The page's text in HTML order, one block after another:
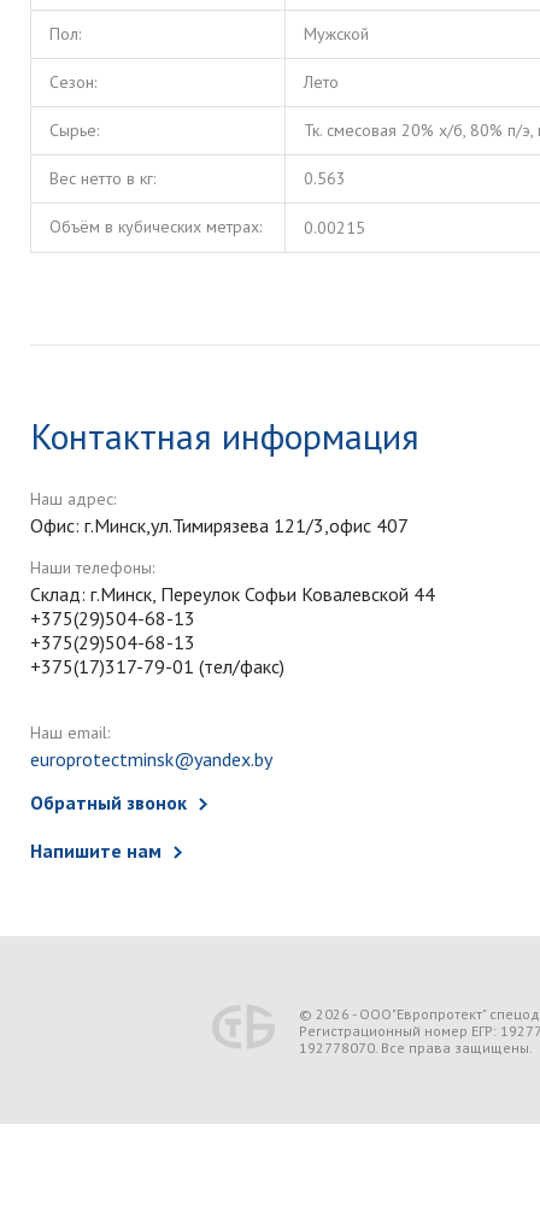
Пол: Мужской
Сезон: Лето
Сырье: Тк. смесовая 20% х/б, 80% п/
Вес нетто в кг: 0.563
Объём в кубических метрах: 0.00215
Контактная информация
Наш адрес:
Офис: г.Минск,ул.Тимирязева 121/3,офис 407
Наши телефоны:
Склад: г.Минск, Переулок Софьи Ковалевской 44
+375(29)504-68-13
+375(29)504-68-13
+375(17)317-79-01 (тел/факс)
Наш email:
europrotectminsk@yandex.by
Обратный звонок
Напишите нам
© 2026 - ООО"Европротект"
Регистрационный номер ЕГР:
192778070. Все права защищены.